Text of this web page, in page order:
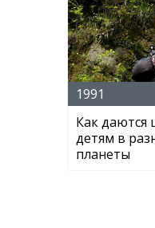
1991
Как даются
детям в
планеты